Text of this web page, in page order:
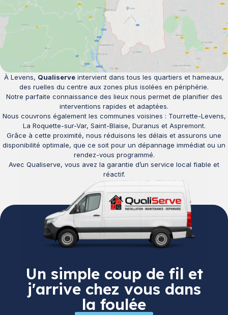
À Levens, Qualiserve intervient dans tous les quartiers et hameaux,
des ruelles du centre aux zones plus isolées en périphérie.
Notre parfaite connaissance des lieux nous permet de planifier des
interventions rapides et adaptées.
Nous couvrons également les communes voisines : Tourrette-Levens,
La Roquette-sur-Var, Saint-Blaise, Duranus et Aspremont.
Grâce à cette proximité, nous réduisons les délais et assurons une
disponibilité optimale, que ce soit pour un dépannage immédiat ou un
rendez-vous programmé.
Avec Qualiserve, vous avez la garantie d’un service local fiable et
réactif.
Un simple coup de fil et
j'arrive chez vous dans
la foulée